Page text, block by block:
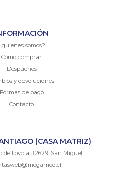
somos?
Como comprar
Despachos
y devoluciones
Formas de pago
Contacto
(CASA MATRIZ)
de Loyola #2629, San Miguel